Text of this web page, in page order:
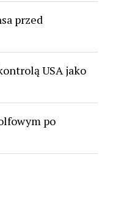
przed
USA jako
po